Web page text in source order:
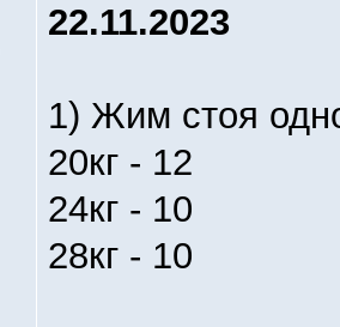
22.11.2023
1) Жим стоя
20кг - 12
24кг - 10
28кг - 10